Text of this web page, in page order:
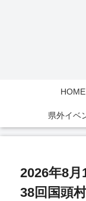
HOME
県外イベ
2026年8
38回国頭